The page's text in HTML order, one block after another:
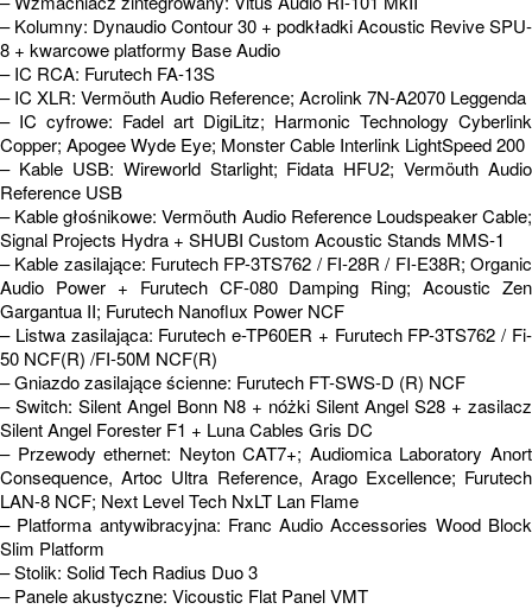
– Kolumny: Dynaudio Contour 30 + podkładki Acoustic Revive SPU-
8 + kwarcowe platformy Base Audio
– IC RCA: Furutech FA-13S
– IC XLR: Vermöuth Audio Reference; Acrolink 7N-A2070 Leggenda
– IC cyfrowe: Fadel art DigiLitz; Harmonic Technology Cyberlink
Copper; Apogee Wyde Eye; Monster Cable Interlink LightSpeed 200
– Kable USB: Wireworld Starlight; Fidata HFU2; Vermöuth Audio
Reference USB
– Kable głośnikowe: Vermöuth Audio Reference Loudspeaker Cable;
Signal Projects Hydra + SHUBI Custom Acoustic Stands MMS-1
– Kable zasilające: Furutech FP-3TS762 / FI-28R / FI-E38R; Organic
Audio Power + Furutech CF-080 Damping Ring; Acoustic Zen
Gargantua II; Furutech Nanoflux Power NCF
– Listwa zasilająca: Furutech e-TP60ER + Furutech FP-3TS762 / Fi-
50 NCF(R) /FI-50M NCF(R)
– Gniazdo zasilające ścienne: Furutech FT-SWS-D (R) NCF
– Switch: Silent Angel Bonn N8 + nóżki Silent Angel S28 + zasilacz
Silent Angel Forester F1 + Luna Cables Gris DC
– Przewody ethernet: Neyton CAT7+; Audiomica Laboratory Anort
Consequence, Artoc Ultra Reference, Arago Excellence; Furutech
LAN-8 NCF; Next Level Tech NxLT Lan Flame
– Platforma antywibracyjna: Franc Audio Accessories Wood Block
Slim Platform
– Stolik: Solid Tech Radius Duo 3
– Panele akustyczne: Vicoustic Flat Panel VMT